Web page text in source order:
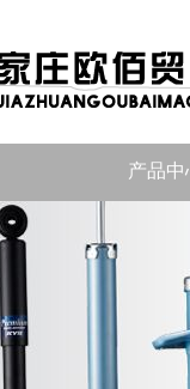
产品中